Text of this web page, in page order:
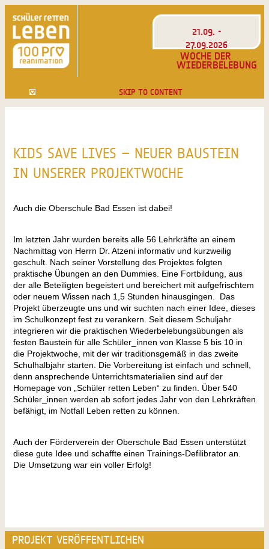
21.09. -
27.09.2026
WOCHE DER
WIEDERBELEBUNG
SKIP TO CONTENT
KIDS SAVE LIVES – NEUER BAUSTEIN
IN UNSERER PROJEKTWOCHE
Auch die Oberschule Bad Essen ist dabei!
Im letzten Jahr wurden bereits alle 56 Lehrkräfte an einem
Nachmittag von Herrn Dr. Atzeni informativ und kurzweilig
geschult. Nach seiner Vorstellung des Projektes folgten
praktische Übungen an den Dummies. Eine Fortbildung, aus
der alle Beteiligten begeistert und bereichert mit aufgefrischtem
oder neuem Wissen nach 1,5 Stunden hinausgingen. Das
Projekt überzeugte uns und wir suchten nach einer Idee, dieses
im Schulkonzept fest zu verankern. Seit diesem Schuljahr
integrieren wir die praktischen Wiederbelebungsübungen als
festen Baustein für alle Schüler_innen von Klasse 5 bis 10 in
die Projektwoche, mit der wir traditionsgemäß in das zweite
Schulhalbjahr starten. Die Vorbereitung ist einfach und schnell,
denn ansprechende Unterrichtsmaterialien sind auf der
Homepage von „Schüler retten Leben“ zu finden. Über 540
Schüler_innen werden ab sofort jedes Jahr von den Lehrkräften
befähigt, im Notfall Leben retten zu können.
Auch der Förderverein der Oberschule Bad Essen unterstützt
diese gute Idee und schaffte einen Trainings-Defilibrator an.
Die Umsetzung war ein voller Erfolg!
PROJEKT VERÖFFENTLICHEN